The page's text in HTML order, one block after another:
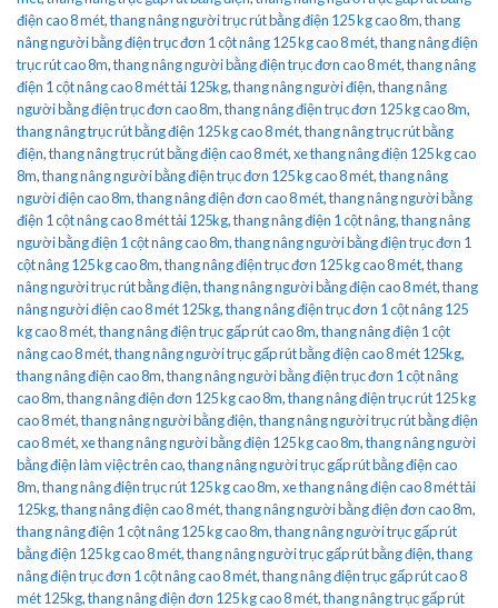
điện cao 8 mét,thang nâng người trục rút bằng điện 125 kg cao 8m,thang
nâng người bằng điện trục đơn 1 cột nâng 125 kg cao 8 mét,thang nâng điện
trục rút cao 8m,thang nâng người bằng điện trục đơn cao 8 mét,thang nâng
điện 1 cột nâng cao 8 mét tải 125kg,thang nâng người điện,thang nâng
người bằng điện trục đơn cao 8m,thang nâng điện trục đơn 125 kg cao 8m,
thang nâng trục rút bằng điện 125 kg cao 8 mét,thang nâng trục rút bằng
điện,thang nâng trục rút bằng điện cao 8 mét,xe thang nâng điện 125 kg cao
8m,thang nâng người bằng điện trục đơn 125 kg cao 8 mét,thang nâng
người điện cao 8m,thang nâng điện đơn cao 8 mét,thang nâng người bằng
điện 1 cột nâng cao 8 mét tải 125kg,thang nâng điện 1 cột nâng,thang nâng
người bằng điện 1 cột nâng cao 8m,thang nâng người bằng điện trục đơn 1
cột nâng 125 kg cao 8m,thang nâng điện trục đơn 125 kg cao 8 mét,thang
nâng người trục rút bằng điện,thang nâng người bằng điện cao 8 mét,thang
nâng người điện cao 8 mét 125kg,thang nâng điện trục đơn 1 cột nâng 125
kg cao 8 mét,thang nâng điện trục gấp rút cao 8m,thang nâng điện 1 cột
nâng cao 8 mét,thang nâng người trục gấp rút bằng điện cao 8 mét 125kg,
thang nâng điện cao 8m,thang nâng người bằng điện trục đơn 1 cột nâng
cao 8m,thang nâng điện đơn 125 kg cao 8m,thang nâng điện trục rút 125 kg
cao 8 mét,thang nâng người bằng điện,thang nâng người trục rút bằng điện
cao 8 mét,xe thang nâng người bằng điện 125 kg cao 8m,thang nâng người
bằng điện làm việc trên cao,thang nâng người trục gấp rút bằng điện cao
8m,thang nâng điện trục rút 125 kg cao 8m,xe thang nâng điện cao 8 mét tải
125kg,thang nâng điện cao 8 mét,thang nâng người bằng điện đơn cao 8m,
thang nâng điện 1 cột nâng 125 kg cao 8m,thang nâng người trục gấp rút
bằng điện 125 kg cao 8 mét,thang nâng người trục gấp rút bằng điện,thang
nâng điện trục đơn 1 cột nâng cao 8 mét,thang nâng điện trục gấp rút cao 8
mét 125kg,thang nâng điện đơn 125 kg cao 8 mét,thang nâng trục gấp rút